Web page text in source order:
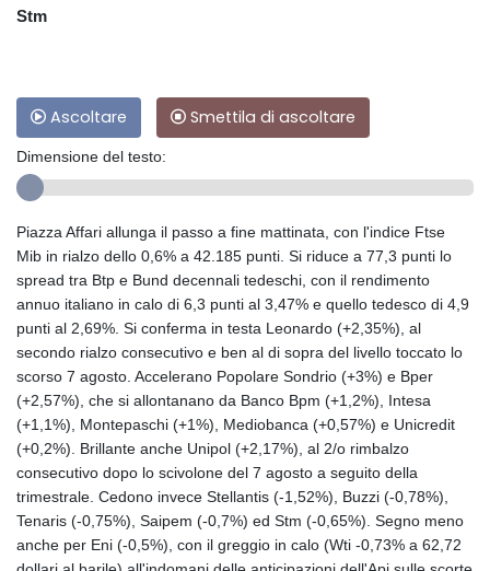
Stm
Ascoltare Smettila di ascoltare
Dimensione del testo:
Piazza Affari allunga il passo a fine mattinata, con l'indice Ftse
Mib in rialzo dello 0,6% a 42.185 punti. Si riduce a 77,3 punti lo
spread tra Btp e Bund decennali tedeschi, con il rendimento
annuo italiano in calo di 6,3 punti al 3,47% e quello tedesco di 4,9
punti al 2,69%. Si conferma in testa Leonardo (+2,35%), al
secondo rialzo consecutivo e ben al di sopra del livello toccato lo
scorso 7 agosto. Accelerano Popolare Sondrio (+3%) e Bper
(+2,57%), che si allontanano da Banco Bpm (+1,2%), Intesa
(+1,1%), Montepaschi (+1%), Mediobanca (+0,57%) e Unicredit
(+0,2%). Brillante anche Unipol (+2,17%), al 2/o rimbalzo
consecutivo dopo lo scivolone del 7 agosto a seguito della
trimestrale. Cedono invece Stellantis (-1,52%), Buzzi (-0,78%),
Tenaris (-0,75%), Saipem (-0,7%) ed Stm (-0,65%). Segno meno
anche per Eni (-0,5%), con il greggio in calo (Wti -0,73% a 62,72